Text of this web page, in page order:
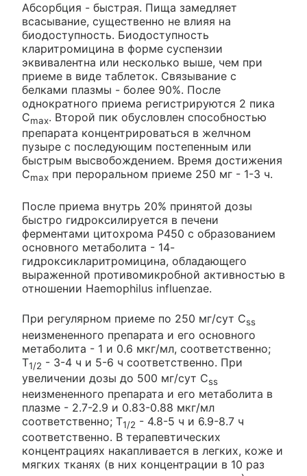
Абсорбция - быстрая. Пища замедляет
всасывание, существенно не влияя на
биодоступность. Биодоступность
кларитромицина в форме суспензии
эквивалентна или несколько выше, чем при
приеме в виде таблеток. Связывание с
белками плазмы - более 90%. После
однократного приема регистрируются 2 пика
Cmax. Второй пик обусловлен способностью
препарата концентрироваться в желчном
пузыре с последующим постепенным или
быстрым высвобождением. Время достижения
Cmax при пероральном приеме 250 мг - 1-3 ч.
После приема внутрь 20% принятой дозы
быстро гидроксилируется в печени
ферментами цитохрома Р450 с образованием
основного метаболита - 14-
гидроксикларитромицина, обладающего
выраженной противомикробной активностью в
отношении Haemophilus influenzae.
При регулярном приеме по 250 мг/сут Css
неизмененного препарата и его основного
метаболита - 1 и 0.6 мкг/мл, соответственно;
T1/2 - 3-4 ч и 5-6 ч соответственно. При
увеличении дозы до 500 мг/сут Css
неизмененного препарата и его метаболита в
плазме - 2.7-2.9 и 0.83-0.88 мкг/мл
соответственно; T1/2 - 4.8-5 ч и 6.9-8.7 ч
соответственно. В терапевтических
концентрациях накапливается в легких, коже и
мягких тканях (в них концентрации в 10 раз